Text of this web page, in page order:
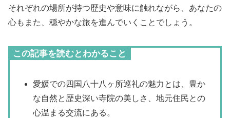
それぞれの場所が持つ歴史や意味に触れながら、あなたの
心もまた、穏やかな旅を進んでいくことでしょう。
この記事を読むとわかること
愛媛での四国八十八ヶ所巡礼の魅力とは、豊か
な自然と歴史深い寺院の美しさ、地元住民との
心温まる交流にある。